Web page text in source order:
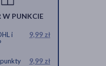
W PUNKCIE
i
9,99 zł
9,99 zł